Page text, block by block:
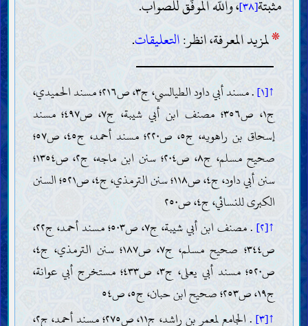
مثبتة[٣٨] ، واللّه الموفّق للصواب.
*لمزيد المعرفة، انظر:التعليقات.
↑[١]
. مسند أبي داود الطيالسي، ج٣، ص٢١٦؛ مسند الحميدي،
ج١، ص٣٥٦؛ مصنف ابن أبي شيبة، ج٧، ص٤٩٧؛ مسند
إسحاق بن راهويه، ج٥، ص٢٢٠؛ مسند أحمد، ج٤٥، ص٥٧؛
صحيح مسلم، ج٨، ص٢٠٤؛ سنن ابن ماجه، ج٢، ص١٣٥٤؛
سنن أبي داود، ج٤، ص١١٨؛ سنن الترمذي، ج٤، ص٥٢١؛ السنن
الكبرى للنسائي، ج٤، ص٢٥٠
↑[٢]
. مصنف ابن أبي شيبة، ج٧، ص٥٠٣؛ مسند أحمد، ج٢٢،
ص٣٤٤؛ صحيح مسلم، ج٧، ص١٨٧؛ سنن الترمذي، ج٤،
ص٥٢٠؛ مسند أبي يعلى، ج٣، ص٤٣٣؛ مستخرج أبي عوانة،
ج١٩، ص٢٥٣؛ صحيح ابن حبان، ج٥، ص٥٤
↑[٣]
. الجامع لمعمر بن راشد، ج١١، ص٢٧٥؛ مسند أحمد، ج٢،